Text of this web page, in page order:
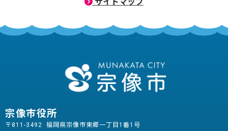
宗像市役所
〒811-3492 福岡県宗像市東郷一丁目1番1号